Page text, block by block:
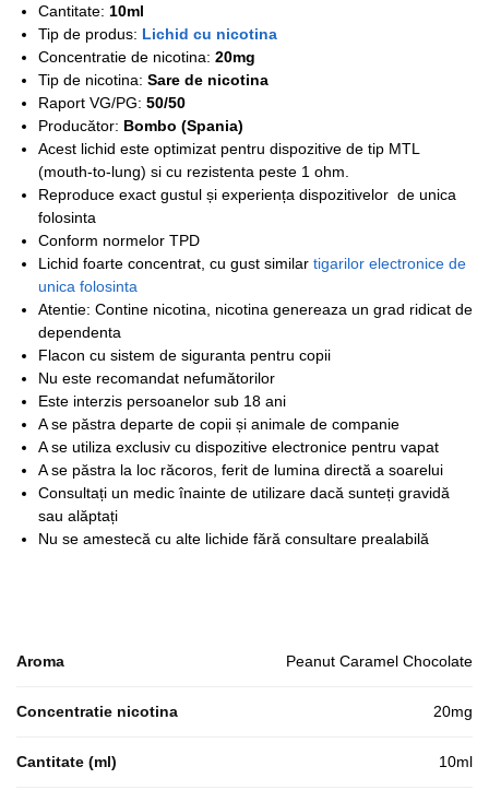
Cantitate: 10ml
Tip de produs: Lichid cu nicotina
Concentratie de nicotina: 20mg
Tip de nicotina: Sare de nicotina
Raport VG/PG: 50/50
Producător: Bombo (Spania)
Acest lichid este optimizat pentru dispozitive de tip MTL
(mouth-to-lung) si cu rezistenta peste 1 ohm.
Reproduce exact gustul și experiența dispozitivelor de unica
folosinta
Conform normelor TPD
Lichid foarte concentrat, cu gust similar tigarilor electronice de
unica folosinta
Atentie: Contine nicotina, nicotina genereaza un grad ridicat de
dependenta
Flacon cu sistem de siguranta pentru copii
Nu este recomandat nefumătorilor
Este interzis persoanelor sub 18 ani
A se păstra departe de copii și animale de companie
A se utiliza exclusiv cu dispozitive electronice pentru vapat
A se păstra la loc răcoros, ferit de lumina directă a soarelui
Consultați un medic înainte de utilizare dacă sunteți gravidă
sau alăptați
Nu se amestecă cu alte lichide fără consultare prealabilă
Aroma Peanut Caramel Chocolate
Concentratie nicotina 20mg
Cantitate (ml) 10ml